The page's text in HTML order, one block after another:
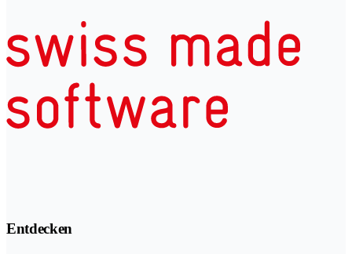
Entdecken